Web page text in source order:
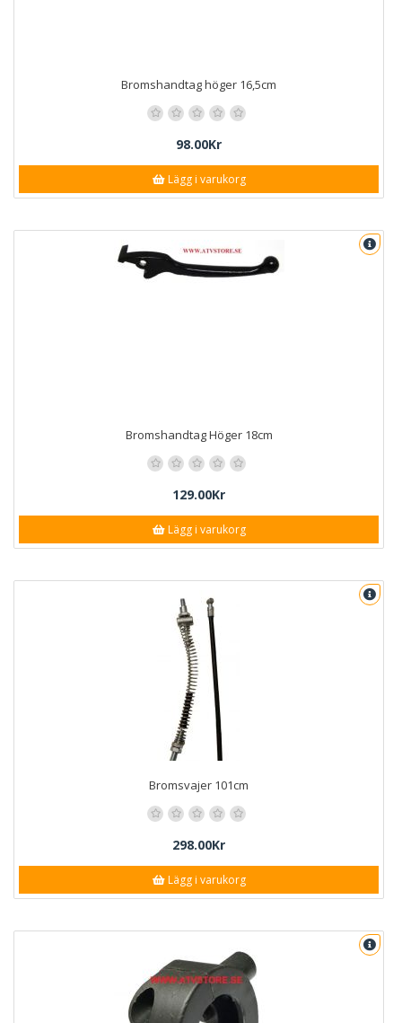
Bromshandtag höger 16,5cm
98.00Kr
Lägg i varukorg
Bromshandtag Höger 18cm
129.00Kr
Lägg i varukorg
Bromsvajer 101cm
298.00Kr
Lägg i varukorg